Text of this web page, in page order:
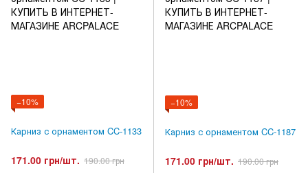
−10%
Карниз с орнаментом CC-1133
171.00 грн/шт. 190.00 грн
−10%
Карниз с орнаментом CC-1187
171.00 грн/шт. 190.00 грн